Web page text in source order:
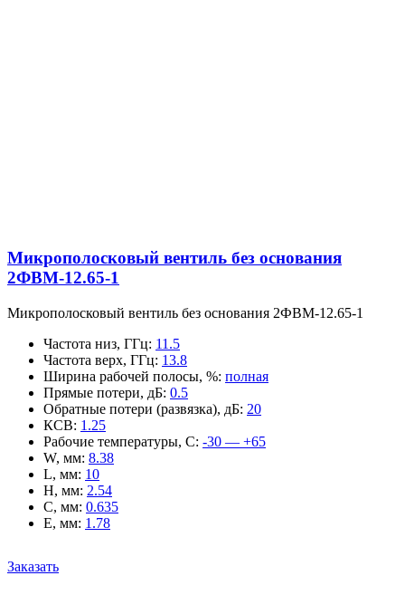
Микрополосковый вентиль без основания
2ФВМ-12.65-1
Микрополосковый вентиль без основания 2ФВМ-12.65-1
Частота низ, ГГц: 11.5
Частота верх, ГГц: 13.8
Ширина рабочей полосы, %: полная
Прямые потери, дБ: 0.5
Обратные потери (развязка), дБ: 20
КСВ: 1.25
Рабочие температуры, С: -30 — +65
W, мм: 8.38
L, мм: 10
H, мм: 2.54
C, мм: 0.635
E, мм: 1.78
Заказать